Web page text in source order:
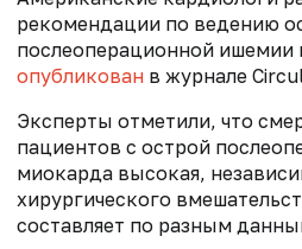
рекомендации по ведению
послеоперационной
опубликован в журнале
Эксперты отметили, что
пациентов с острой
миокарда высокая,
хирургического
составляет по разным